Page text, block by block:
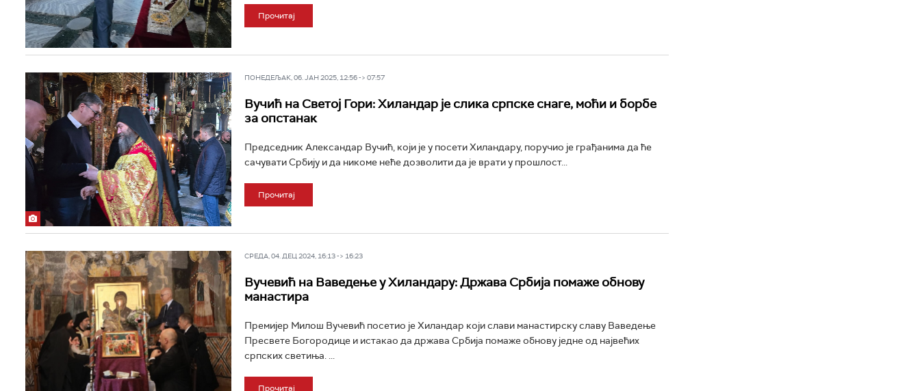
Прочитај
ПОНЕДЕЉАК, 06. ЈАН 2025, 12:56 -> 07:57
Вучић на Светој Гори: Хиландар је слика српске снаге, моћи и борбе
за опстанак
Председник Александар Вучић, који је у посети Хиландару, поручио је грађанима да ће
сачувати Србију и да никоме неће дозволити да је врати у прошлост...
Прочитај
СРЕДА, 04. ДЕЦ 2024, 16:13 -> 16:23
Вучевић на Ваведење у Хиландару: Држава Србија помаже обнову
манастира
Премијер Милош Вучевић посетио је Хиландар који слави манастирску славу Ваведење
Пресвете Богородице и истакао да држава Србија помаже обнову једне од највећих
српских светиња. ...
Прочитај